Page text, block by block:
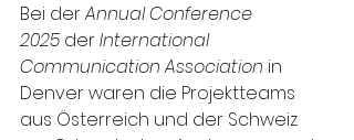
Bei der Annual Conference
2025 der International
Communication Association in
Denver waren die Projektteams
aus Österreich und der Schweiz